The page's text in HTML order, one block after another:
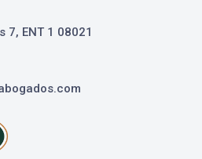
7, ENT 1 08021